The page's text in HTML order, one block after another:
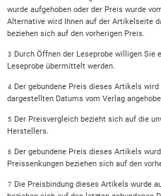
wurde aufgehoben oder der Preis wurde
Alternative wird Ihnen auf der Artikelseite
beziehen sich auf den vorherigen Preis.
3
Durch Öffnen der Leseprobe willigen Sie
Leseprobe übermittelt werden.
4
Der gebundene Preis dieses Artikels
dargestellten Datums vom Verlag
5
Der Preisvergleich bezieht sich auf die
Herstellers.
6
Der gebundene Preis dieses Artikels
Preissenkungen beziehen sich auf den
7
Die Preisbindung dieses Artikels wurde